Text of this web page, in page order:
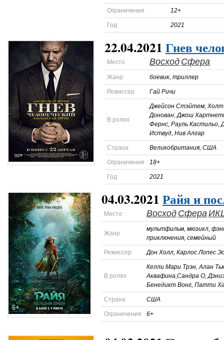
Ограничения 12+
Год 2021
22.04.2021Гнев
Место Восход Сфера
Жанр боевик, триллер
Режиссер Гай Ричи
В ролях
Джейсон Стэйтем,
Донован, Джош
Фернс, Рауль
Иствуд, Нив Алгар
Страна Великобритания, США
Ограничения 18+
Год 2021
04.03.2021Райя и
Место Восход Сфера
Жанр
мультфильм, мюзикл,
приключения, семейный
Режиссер Дон Холл, Карлос Лопес
В ролях
Келли Мари Трэн, Алан
Аквафина,Сандра О,
Бенедикт Вонг, Патти
Страна США
Ограничения 6+